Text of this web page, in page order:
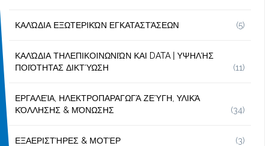
ΚΑΛΏΔΙΑ ΕΞΩΤΕΡΙΚΏΝ ΕΓΚΑΤΑΣΤΆΣΕΩΝ (5)
ΚΑΛΏΔΙΑ ΤΗΛΕΠΙΚΟΙΝΩΝΙΏΝ ΚΑΙ DATA | ΥΨΗΛΉΣ
ΠΟΙΌΤΗΤΑΣ ΔΙΚΤΎΩΣΗ
(11)
ΕΡΓΑΛΕΊΑ, ΗΛΕΚΤΡΟΠΑΡΑΓΩΓΆ ΖΕΎΓΗ, ΥΛΙΚΆ
ΚΌΛΛΗΣΗΣ & ΜΌΝΩΣΗΣ
(34)
ΕΞΑΕΡΙΣΤΉΡΕΣ & ΜΟΤΈΡ (3)